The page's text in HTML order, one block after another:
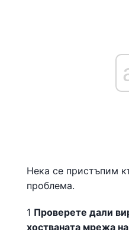
Нека се пристъпим
проблема.
1 Проверете дали
хостваната мрежа